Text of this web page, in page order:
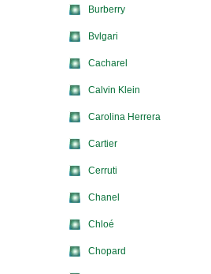
Burberry
Bvlgari
Cacharel
Calvin Klein
Carolina Herrera
Cartier
Cerruti
Chanel
Chloé
Chopard